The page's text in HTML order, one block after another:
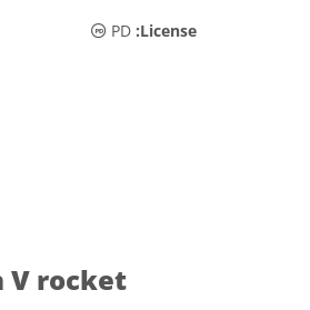
الملكية العامة أيقونات
PD :License
V rocket